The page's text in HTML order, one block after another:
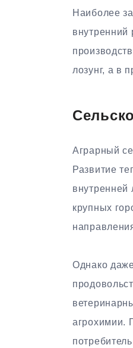
Наиболее
внутренний
лозунг, а в
Аграрный
Развитие
внутренней
крупных
Однако
агрохимии.